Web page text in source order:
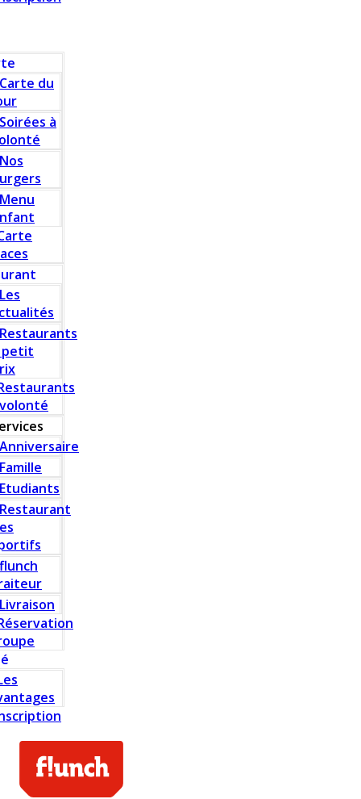
Carte du
Soirées à
Nos
Menu
Les
Restaurants
petit
Anniversaire
Famille
Etudiants
Restaurant
flunch
Livraison